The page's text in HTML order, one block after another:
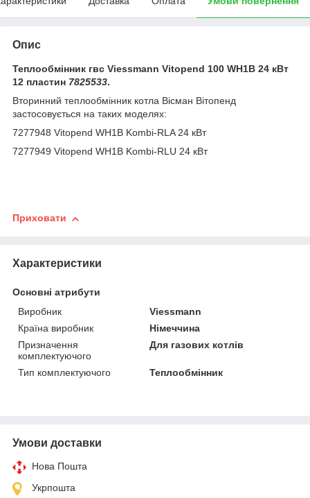
Опис
Теплообмінник гвс Viessmann Vitopend 100 WH1B 24 кВт
12 пластин 7825533.
Вторинний теплообмінник котла Вісман Вітопенд
застосовується на таких моделях:
7277948 Vitopend WH1B Kombi-RLA 24 кВт
7277949 Vitopend WH1B Kombi-RLU 24 кВт
Приховати
Характеристики
Основні атрибути
Виробник
Viessmann
Країна виробник
Німеччина
Призначення
комплектуючого
Для газових котлів
Тип комплектуючого Теплообмінник
Умови доставки
Нова Пошта
Укрпошта